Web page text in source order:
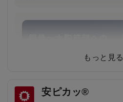
もっと見る
安ピカッ®